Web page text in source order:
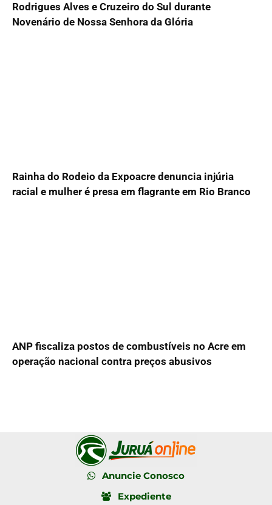
Rodrigues Alves e Cruzeiro do Sul durante
Novenário de Nossa Senhora da Glória
Rainha do Rodeio da Expoacre denuncia injúria
racial e mulher é presa em flagrante em Rio Branco
ANP fiscaliza postos de combustíveis no Acre em
operação nacional contra preços abusivos
Anuncie Conosco
Expediente